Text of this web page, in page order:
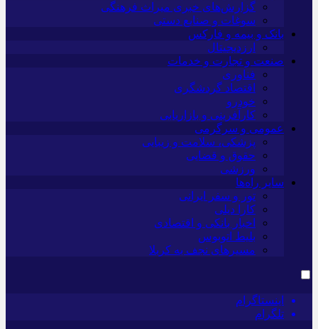
گزارش‌های خبری میراث فرهنگی
سوغات و صنایع دستی
بانک و بیمه و فارکس
ارزدیجیتال
صنعت و تجارت و خدمات
فناوری
اقتصاد گردشگری
خودرو
کارآفرینی و بازاریابی
عمومی و سرگرمی
پزشکی، سلامت و زیبایی
حقوق و قضایی
ورزشی
سایر راه‌ها
تور و سفر ایرانی
کارا دیلی
اخبار بانکی و اقتصادی
بلیط اتوبوس
مسیرهای نجف به کربلا
اینستاگرام
تلگرام